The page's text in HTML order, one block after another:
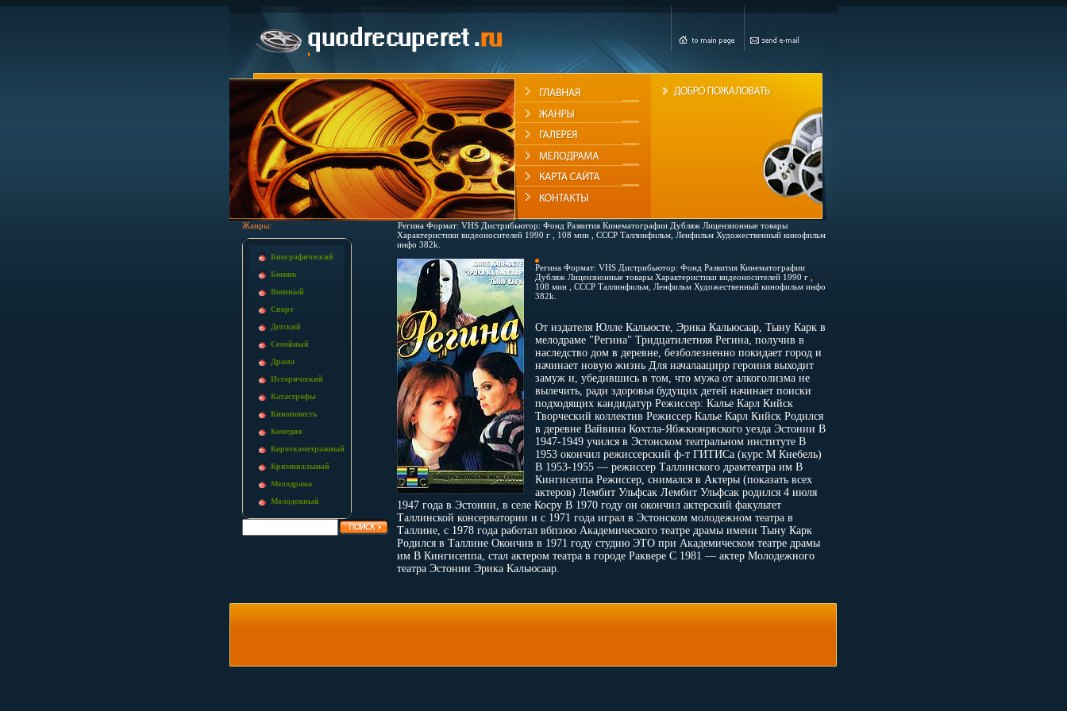
Жанры:
Биографический
Боевик
Военный
Спорт
Детский
Семейный
Драма
Исторический
Катастрофы
Киноповесть
Комедия
Короткометражный
Криминальный
Мелодрама
Молодежный
Регина Формат: VHS Дистрибьютор: Фонд Развития Кинематографии Дубляж Лицензионные товары
Характеристики видеоносителей 1990 г , 108 мин , СССР Таллинфильм, Ленфильм Художественный кинофильм
инфо 382k.
Регина Формат: VHS Дистрибьютор: Фонд Развития Кинематографии
Дубляж Лицензионные товары Характеристики видеоносителей 1990 г ,
108 мин , СССР Таллинфильм, Ленфильм Художественный кинофильм инфо
382k.
От издателя Юлле Кальюсте, Эрика Кальюсаар, Тыну Карк в
мелодраме "Регина" Тридцатилетняя Регина, получив в
наследство дом в деревне, безболезненно покидает город и
начинает новую жизнь Для началаацирр героиня выходит
замуж и, убедившись в том, что мужа от алкоголизма не
вылечить, ради здоровья будущих детей начинает поиски
подходящих кандидатур Режиссер: Калье Карл Кийск
Творческий коллектив Режиссер Калье Карл Кийск Родился
в деревне Вайвина Кохтла-Ябжкюнрвского уезда Эстонии В
1947-1949 учился в Эстонском театральном институте В
1953 окончил режиссерский ф-т ГИТИСа (курс М Кнебель)
В 1953-1955 — режиссер Таллинского драмтеатра им В
Кингисеппа Режиссер, снимался в Актеры (показать всех
актеров) Лембит Ульфсак Лембит Ульфсак родился 4 июля
1947 года в Эстонии, в селе Косру В 1970 году он окончил актерский факультет
Таллинской консерватории и с 1971 года играл в Эстонском молодежном театра в
Таллине, с 1978 года работал вбпзюо Академического театре драмы имени Тыну Карк
Родился в Таллине Окончив в 1971 году студию ЭТО при Академическом театре драмы
им В Кингисеппа, стал актером театра в городе Раквере С 1981 — актер Молодежного
театра Эстонии Эрика Кальюсаар.